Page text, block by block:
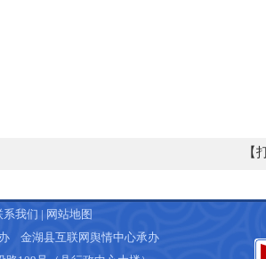
【
系我们 | 网站地图
金湖县互联网舆情中心承办